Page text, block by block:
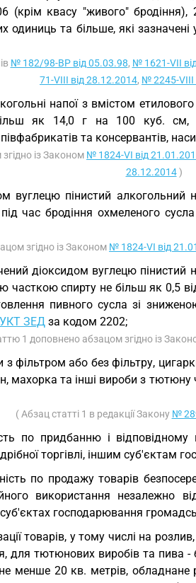
(крім квасу "живого" бродіння),
одиниць та більше, які
№ 182/98-ВР від 05.03.98, № 1621-VII
71-VIII від 28.12.2014, № 2245-VIII
напої з вмістом
як 14,0 г на 100 куб. см,
та консервантів,
із Законом № 1824-VI від
28.12.2014)
вуглецю пінистий алкогольний
час бродіння охмеленого
згідно із Законом № 1824-VI від
діоксидом вуглецю пінистий
спирту не більш як 0,5
пивного сусла зі
УКТ ЗЕД за кодом 2202;
1 доповнено абзацом згідно із
з фільтром або без фільтру,
та інші вироби з тютюну
( Абзац статті 1 в редакції Закону №
по придбанню і відповідному
торгівлі, іншим суб'єктам
по продажу товарів
використання незалежно
господарювання
товарів, у тому числі на
для тютюнових виробів та пива
менше 20 кв. метрів, обладнане